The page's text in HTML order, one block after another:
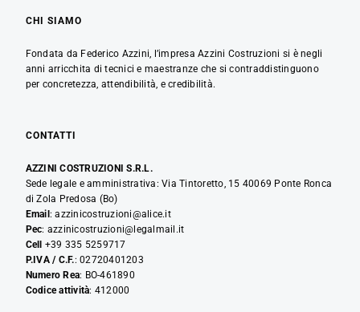
CHI SIAMO
Fondata da Federico Azzini, l’impresa Azzini Costruzioni si è negli
anni arricchita di tecnici e maestranze che si contraddistinguono
per concretezza, attendibilità, e credibilità.
CONTATTI
AZZINI COSTRUZIONI S.R.L.
Sede legale e amministrativa: Via Tintoretto, 15 40069 Ponte Ronca
di Zola Predosa (Bo)
Email : azzinicostruzioni@alice.it
Pec: azzinicostruzioni@legalmail.it
Cell
+39 335 5259717
P.IVA / C.F.: 02720401203
Numero Rea: BO-461890
Codice attività: 412000